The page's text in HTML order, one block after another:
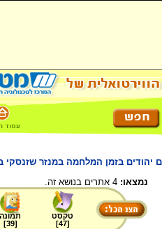
יהודים בזמן המלחמה במנזר שזנסקי
נמצאו:
טקסט
[
47
]
תמונה
[
39
]